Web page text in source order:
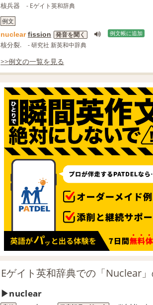
核兵器
- Eゲイト英和辞典
例文
nuclear fission 発音を聞く 例文帳に追加
核分裂. - 研究社 新英和中辞典
>>例文の一覧を見る
Eゲイト英和辞典での「Nuclear
nuclear